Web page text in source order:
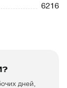
6216
дней,